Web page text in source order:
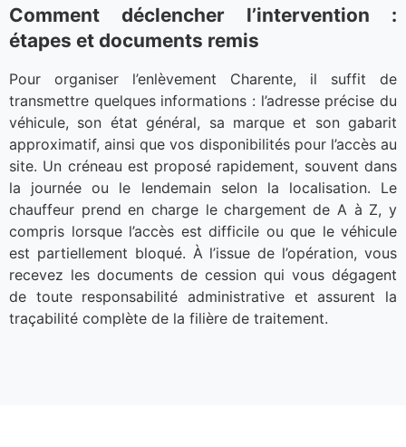
Comment déclencher l’intervention :
étapes et documents remis
Pour organiser l’enlèvement Charente, il suffit de
transmettre quelques informations : l’adresse précise du
véhicule, son état général, sa marque et son gabarit
approximatif, ainsi que vos disponibilités pour l’accès au
site. Un créneau est proposé rapidement, souvent dans
la journée ou le lendemain selon la localisation. Le
chauffeur prend en charge le chargement de A à Z, y
compris lorsque l’accès est difficile ou que le véhicule
est partiellement bloqué. À l’issue de l’opération, vous
recevez les documents de cession qui vous dégagent
de toute responsabilité administrative et assurent la
traçabilité complète de la filière de traitement.